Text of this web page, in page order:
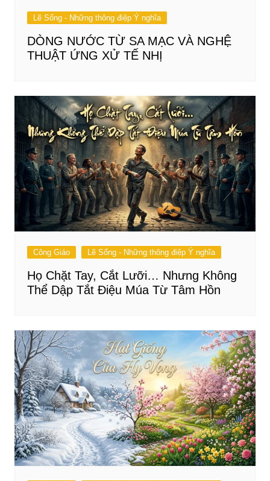
Lẽ Sống - Những thông điệp Ý nghĩa
DÒNG NƯỚC TỪ SA MẠC VÀ NGHỆ
THUẬT ỨNG XỬ TẾ NHỊ
Công Giáo Lẽ Sống - Những thông điệp Ý nghĩa
Họ Chặt Tay, Cắt Lưỡi… Nhưng Không
Thể Dập Tắt Điệu Múa Từ Tâm Hồn